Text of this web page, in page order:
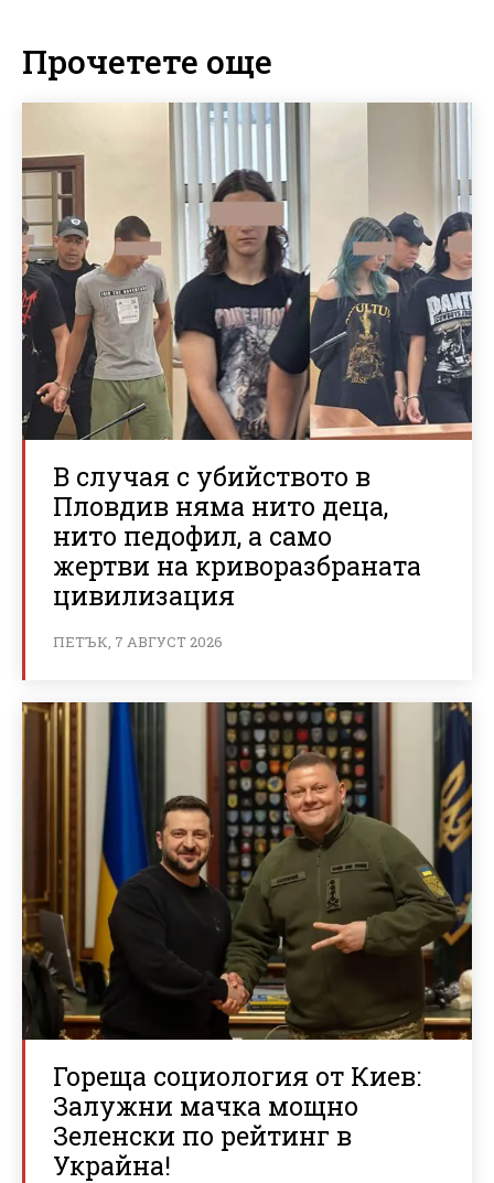
Прочетете още
В случая с убийството в
Пловдив няма нито деца,
нито педофил, а само
жертви на криворазбраната
цивилизация
ПЕТЪК, 7 АВГУСТ 2026
Гореща социология от Киев:
Залужни мачка мощно
Зеленски по рейтинг в
Украйна!